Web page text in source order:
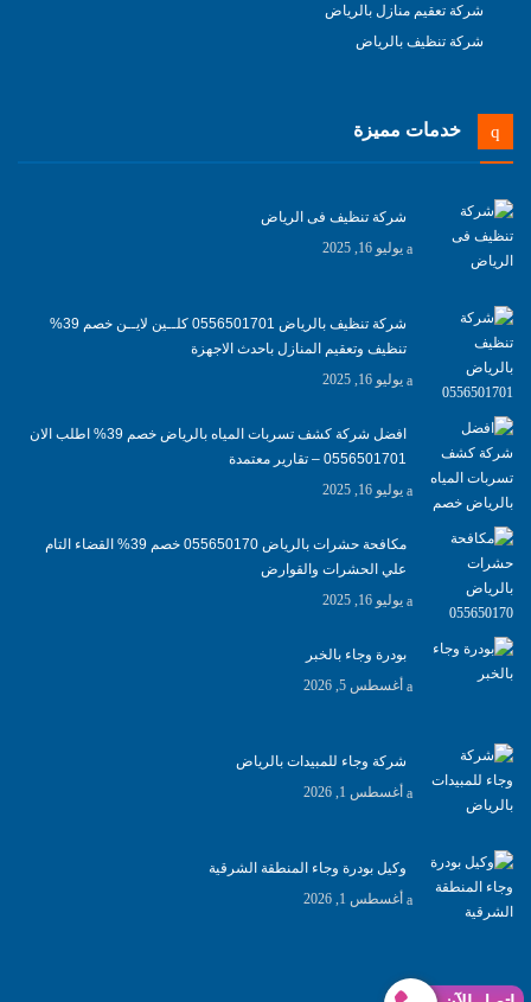
شركة تعقيم منازل بالرياض
شركة تنظيف بالرياض
خدمات مميزة
شركة تنظيف فى الرياض
يوليو 16, 2025
شركة تنظيف بالرياض 0556501701 كلــين لايــن خصم 39%
تنظيف وتعقيم المنازل باحدث الاجهزة
يوليو 16, 2025
افضل شركة كشف تسربات المياه بالرياض خصم 39% اطلب الان
0556501701‬‏ – تقارير معتمدة
يوليو 16, 2025
مكافحة حشرات بالرياض 055650170 خصم 39% القضاء التام
علي الحشرات والقوارض
يوليو 16, 2025
بودرة وجاء بالخبر
أغسطس 5, 2026
شركة وجاء للمبيدات بالرياض
أغسطس 1, 2026
وكيل بودرة وجاء المنطقة الشرقية
أغسطس 1, 2026